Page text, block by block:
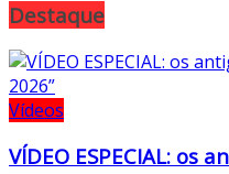
Destaque
Vídeos
VÍDEO ESPECIAL: os